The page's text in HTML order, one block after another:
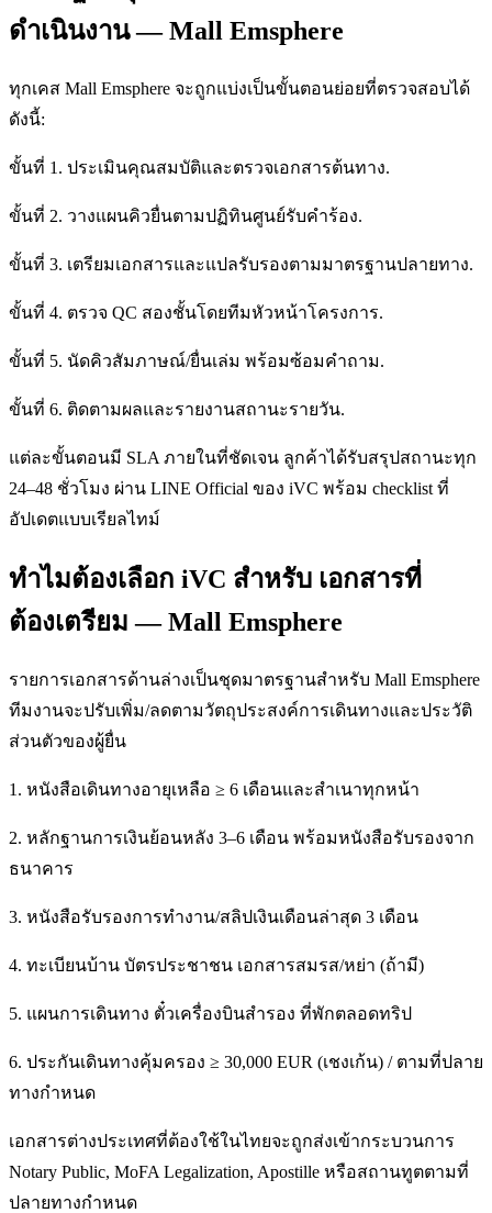
ดำเนินงาน — Mall Emsphere
ทุกเคส Mall Emsphere จะถูกแบ่งเป็นขั้นตอนย่อยที่ตรวจสอบได้
ดังนี้:
ขั้นที่ 1. ประเมินคุณสมบัติและตรวจเอกสารต้นทาง.
ขั้นที่ 2. วางแผนคิวยื่นตามปฏิทินศูนย์รับคำร้อง.
ขั้นที่ 3. เตรียมเอกสารและแปลรับรองตามมาตรฐานปลายทาง.
ขั้นที่ 4. ตรวจ QC สองชั้นโดยทีมหัวหน้าโครงการ.
ขั้นที่ 5. นัดคิวสัมภาษณ์/ยื่นเล่ม พร้อมซ้อมคำถาม.
ขั้นที่ 6. ติดตามผลและรายงานสถานะรายวัน.
แต่ละขั้นตอนมี SLA ภายในที่ชัดเจน ลูกค้าได้รับสรุปสถานะทุก
24–48 ชั่วโมง ผ่าน LINE Official ของ iVC พร้อม checklist ที่
อัปเดตแบบเรียลไทม์
ทำไมต้องเลือก iVC สำหรับ เอกสารที่
ต้องเตรียม — Mall Emsphere
รายการเอกสารด้านล่างเป็นชุดมาตรฐานสำหรับ Mall Emsphere
ทีมงานจะปรับเพิ่ม/ลดตามวัตถุประสงค์การเดินทางและประวัติ
ส่วนตัวของผู้ยื่น
1. หนังสือเดินทางอายุเหลือ ≥ 6 เดือนและสำเนาทุกหน้า
2. หลักฐานการเงินย้อนหลัง 3–6 เดือน พร้อมหนังสือรับรองจาก
ธนาคาร
3. หนังสือรับรองการทำงาน/สลิปเงินเดือนล่าสุด 3 เดือน
4. ทะเบียนบ้าน บัตรประชาชน เอกสารสมรส/หย่า (ถ้ามี)
5. แผนการเดินทาง ตั๋วเครื่องบินสำรอง ที่พักตลอดทริป
6. ประกันเดินทางคุ้มครอง ≥ 30,000 EUR (เชงเก้น) / ตามที่ปลาย
ทางกำหนด
เอกสารต่างประเทศที่ต้องใช้ในไทยจะถูกส่งเข้ากระบวนการ
Notary Public, MoFA Legalization, Apostille หรือสถานทูตตามที่
ปลายทางกำหนด